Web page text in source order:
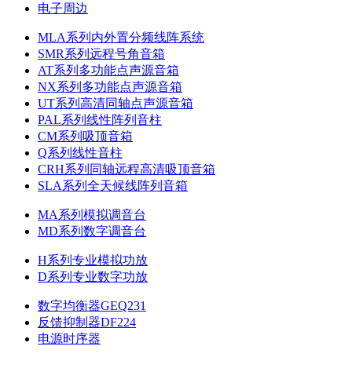
电子周边
MLA系列内外置分频线阵系统
SMR系列远程号角音箱
AT系列多功能点声源音箱
NX系列多功能点声源音箱
UT系列高清同轴点声源音箱
PAL系列线性阵列音柱
CM系列吸顶音箱
Q系列线性音柱
CRH系列同轴远程高清吸顶音箱
SLA系列全天候线阵列音箱
MA系列模拟调音台
MD系列数字调音台
H系列专业模拟功放
D系列专业数字功放
数字均衡器GEQ231
反馈抑制器DF224
电源时序器